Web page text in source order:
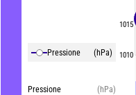
Pressione (hPa)
Pressione
(hPa)
1015
1010